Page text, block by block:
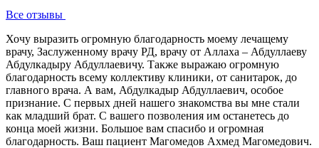
Все отзывы
Хочу выразить огромную благодарность моему лечащему
врачу, Заслуженному врачу РД, врачу от Аллаха – Абдуллаеву
Абдулкадыру Абдуллаевичу. Также выражаю огромную
благодарность всему коллективу клиники, от санитарок, до
главного врача. А вам, Абдулкадыр Абдуллаевич, особое
признание. С первых дней нашего знакомства вы мне стали
как младший брат. С вашего позволения им останетесь до
конца моей жизни. Большое вам спасибо и огромная
благодарность. Ваш пациент Магомедов Ахмед Магомедович.